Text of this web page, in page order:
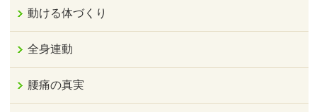
動ける体づくり
全身連動
腰痛の真実